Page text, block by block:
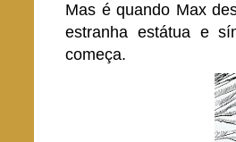
Mas é quando Max
estranha estátua e
começa.